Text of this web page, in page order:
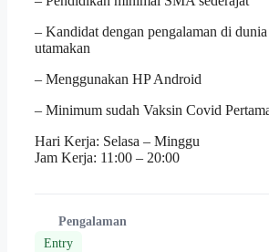
– Kandidat dengan pengalaman di
utamakan
– Menggunakan HP Android
– Minimum sudah Vaksin Covid
Hari Kerja: Selasa – Minggu
Jam Kerja: 11:00 – 20:00
Pengalaman
Entry